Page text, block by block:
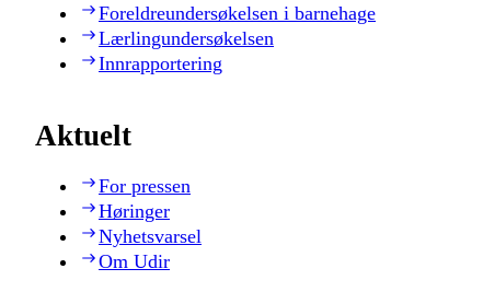
Foreldreundersøkelsen i barnehage
Lærlingundersøkelsen
Innrapportering
Aktuelt
For pressen
Høringer
Nyhetsvarsel
Om Udir